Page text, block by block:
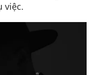
việc.